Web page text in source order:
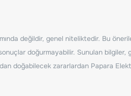
değildir, genel niteliktedir. Bu
doğurmayabilir. Sunulan bilgiler,
doğabilecek zararlardan Papara